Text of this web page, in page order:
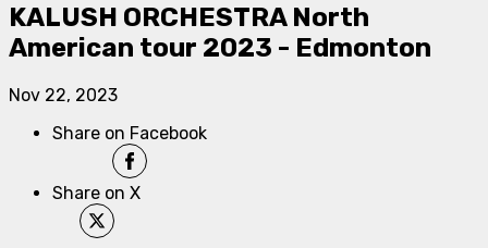
KALUSH ORCHESTRA North
American tour 2023 - Edmonton
Nov 22, 2023
Share on Facebook
Share on X